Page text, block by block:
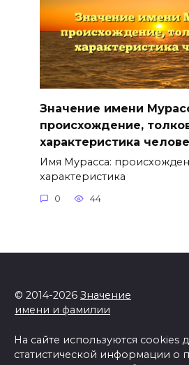
Значение имени
происхождение,
характеристика
Имя Мурасса:
характеристика
0 44
© 2014-2026 Значение
имени и фамилии
На сайте используются cookies
статистической информации о